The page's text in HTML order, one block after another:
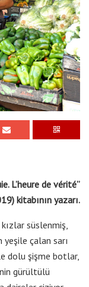
L’heure de vérité”
kitabının yazarı.
süslenmiş,
çalan sarı
dolu şişme botlar,
gürültülü